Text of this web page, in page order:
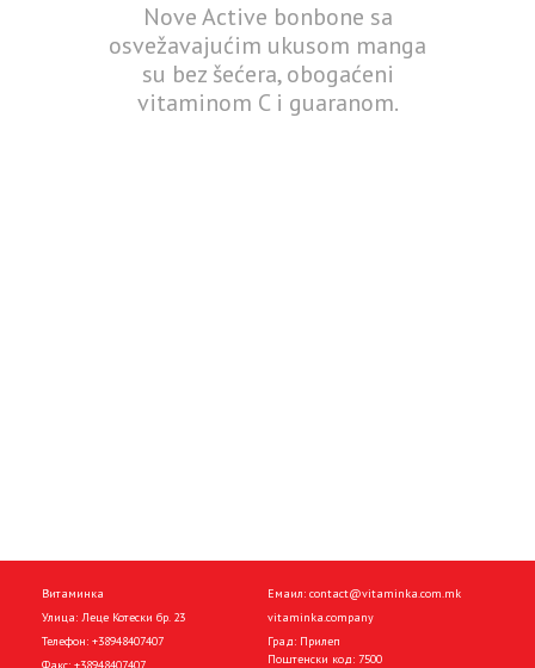
Nove Active bonbone sa
osvežavajućim ukusom manga
su bez šećera, obogaćeni
vitaminom C i guaranom.
Витаминка
Улица: Леце Котески бр. 23
Телефон: +38948407407
Емаил: contact@vitaminka.com.mk
vitaminka.company
Град: Прилеп
Поштенски код: 7500